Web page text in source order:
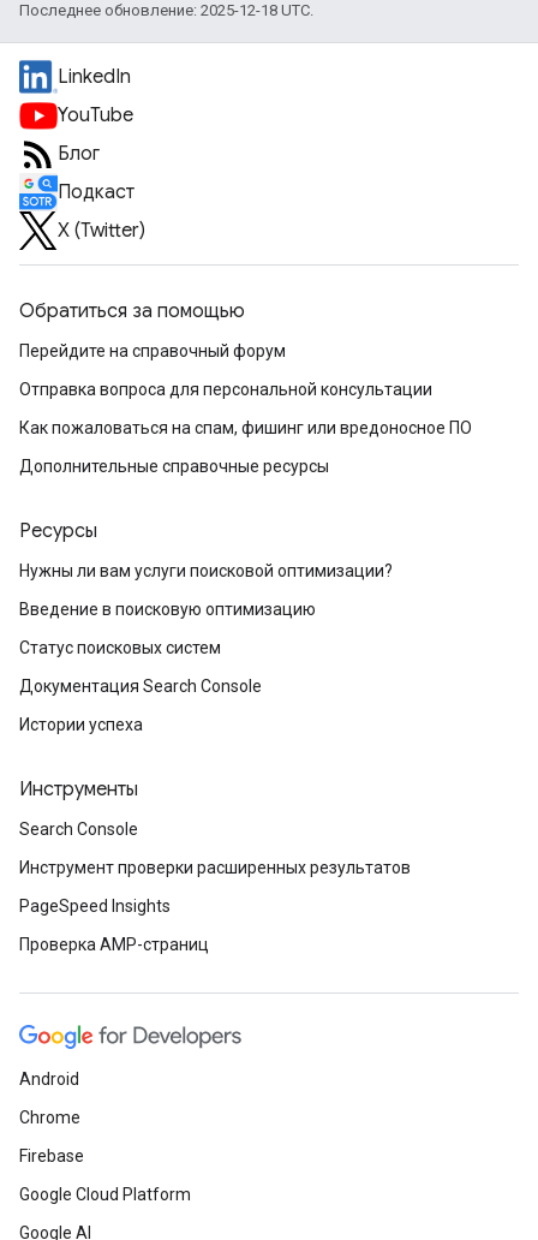
Последнее обновление: 2025-12-18 UTC.
LinkedIn
YouTube
Блог
Подкаст
X (Twitter)
Обратиться за помощью
Перейдите на справочный форум
Отправка вопроса для персональной консультации
Как пожаловаться на спам, фишинг или вредоносное ПО
Дополнительные справочные ресурсы
Ресурсы
Нужны ли вам услуги поисковой оптимизации?
Введение в поисковую оптимизацию
Статус поисковых систем
Документация Search Console
Истории успеха
Инструменты
Search Console
Инструмент проверки расширенных результатов
PageSpeed Insights
Проверка AMP-страниц
Android
Chrome
Firebase
Google Cloud Platform
Google AI